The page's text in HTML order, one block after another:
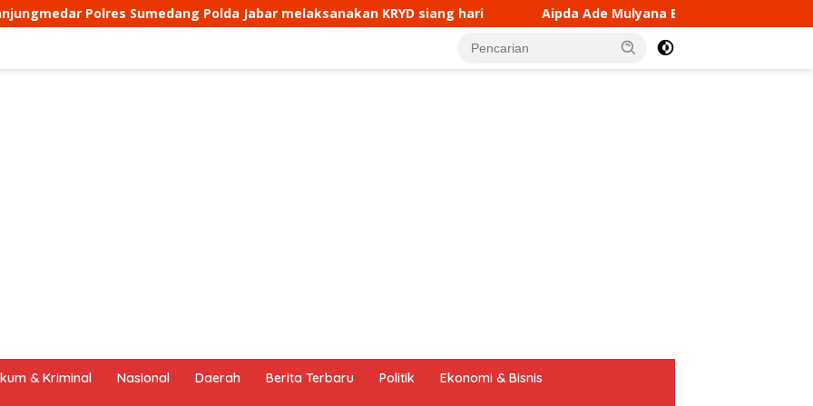
melaksanakan KRYD siang hari Aipda Ade Mulyana Bhabinkamtibmas Desa Cikaramas Tanjungmedar
& Kriminal Nasional Daerah Berita Terbaru Politik Ekonomi & Bisnis